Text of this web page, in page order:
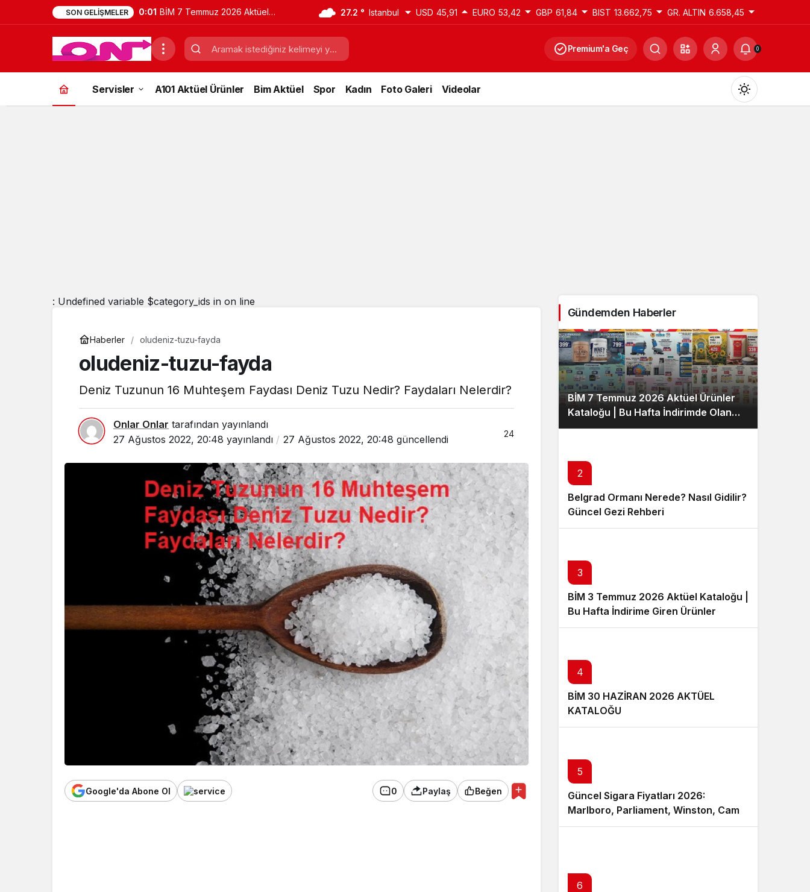
SON GELIŞMELER 11:41 Belgrad Ormanı Nerede? Nasıl
Gidilir? Güncel Gezi Rehberi
27.2 ° Istanbul USD 45,91 EURO 53,42 GBP 61,84 BIST 13.662,75 GR. ALTIN 6.658,45
Premium'a Geç 0
Servisler A101 Aktüel Ürünler Bim Aktüel Spor Kadın Foto Galeri Videolar
: Undefined variable $category_ids in on line
Haberler oludeniz-tuzu-fayda
oludeniz-tuzu-fayda
Deniz Tuzunun 16 Muhteşem Faydası Deniz Tuzu Nedir? Faydaları Nelerdir?
Onlar Onlar tarafından yayınlandı
27 Ağustos 2022, 20:48 yayınlandı 27 Ağustos 2022, 20:48 güncellendi 24
Google'da Abone Ol 0 Paylaş Beğen
Gündemden Haberler
BİM 7 Temmuz 2026 Aktüel Ürünler
Kataloğu | Bu Hafta İndirimde Olan
Ürünler
2
Belgrad Ormanı Nerede? Nasıl Gidilir?
Güncel Gezi Rehberi
3
BİM 3 Temmuz 2026 Aktüel Kataloğu |
Bu Hafta İndirime Giren Ürünler
4
BİM 30 HAZİRAN 2026 AKTÜEL
KATALOĞU
5
Güncel Sigara Fiyatları 2026:
Marlboro, Parliament, Winston, Camel
ve Tüm Sigara Markalarının Zamlı
6